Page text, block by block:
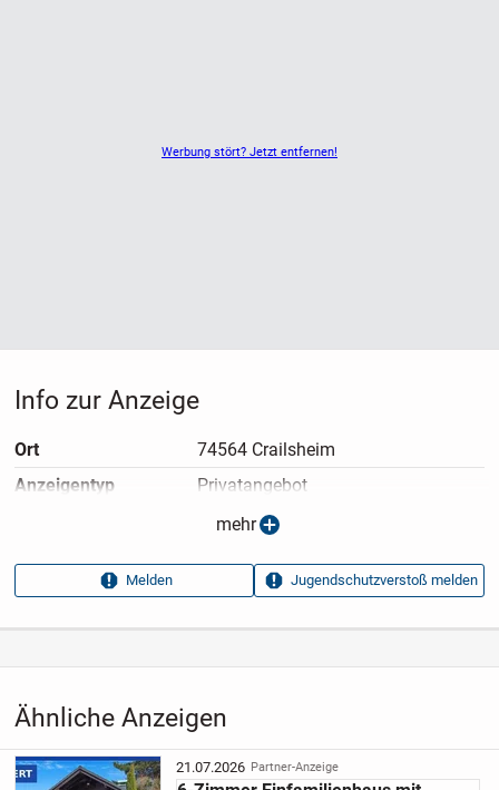
Werbung stört? Jetzt entfernen!
Ähnliche Anzeigen
21.07.2026 Partner-Anzeige
Info zur Anzeige
Ort
74564 Crailsheim
Anzeigen­typ
Privatangebot
05.05.2026
Anzeigen­kennung
c54731af
Aufrufe dieser
13
mehr
Melden Jugendschutzverstoß melden